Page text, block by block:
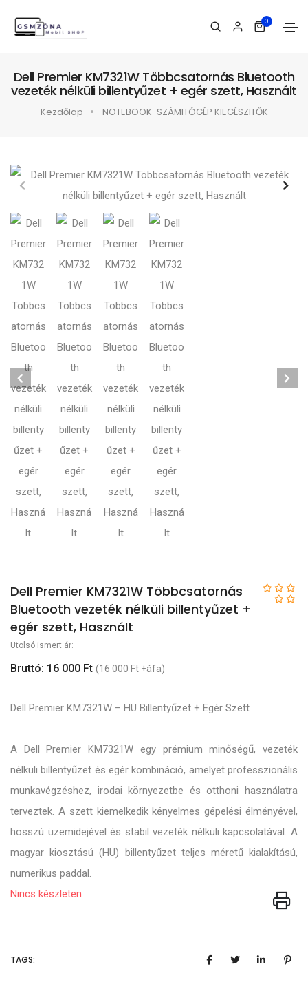
0
Dell Premier KM7321W Többcsatornás Bluetooth
vezeték nélküli billentyűzet + egér szett, Használt
Kezdőlap NOTEBOOK-SZÁMITÓGÉP KIEGÉSZITŐK
Dell Premier KM7321W Többcsatornás
Bluetooth vezeték nélküli billentyűzet +
egér szett, Használt
Utolsó ismert ár:
Bruttó: 16 000 Ft (16 000 Ft +áfa)
Dell Premier KM7321W – HU Billentyűzet + Egér Szett
A Dell Premier KM7321W egy prémium minőségű, vezeték
nélküli billentyűzet és egér kombináció, amelyet professzionális
munkavégzéshez, irodai környezetbe és otthoni használatra
terveztek. A szett kiemelkedik kényelmes gépelési élményével,
hosszú üzemidejével és stabil vezeték nélküli kapcsolatával. A
magyar kiosztású (HU) billentyűzet teljes méretű kialakítású,
numerikus paddal.
Nincs készleten
TAGS: